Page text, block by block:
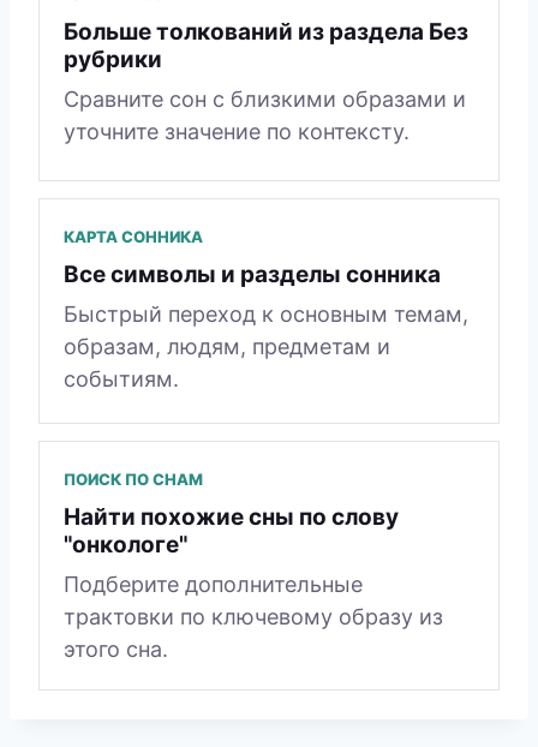
Больше толкований из раздела Без
рубрики
Сравните сон с близкими образами и
уточните значение по контексту.
КАРТА СОННИКА
Все символы и разделы сонника
Быстрый переход к основным темам,
образам, людям, предметам и
событиям.
ПОИСК ПО СНАМ
Найти похожие сны по слову
"онкологе"
Подберите дополнительные
трактовки по ключевому образу из
этого сна.